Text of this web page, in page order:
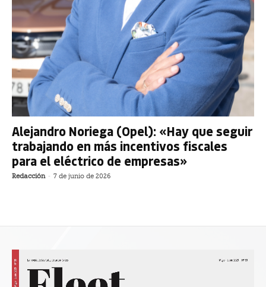
Alejandro Noriega (Opel): «Hay que seguir
trabajando en más incentivos fiscales
para el eléctrico de empresas»
Redacción - 7 de junio de 2026